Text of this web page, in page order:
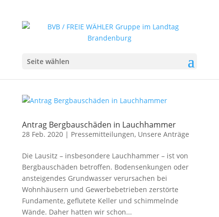
Seite wählen
Antrag Bergbauschäden in Lauchhammer
28 Feb. 2020| Pressemitteilungen, Unsere Anträge
Die Lausitz – insbesondere Lauchhammer – ist von
Bergbauschäden betroffen. Bodensenkungen oder
ansteigendes Grundwasser verursachen bei
Wohnhäusern und Gewerbebetrieben zerstörte
Fundamente, geflutete Keller und schimmelnde
Wände. Daher hatten wir schon...